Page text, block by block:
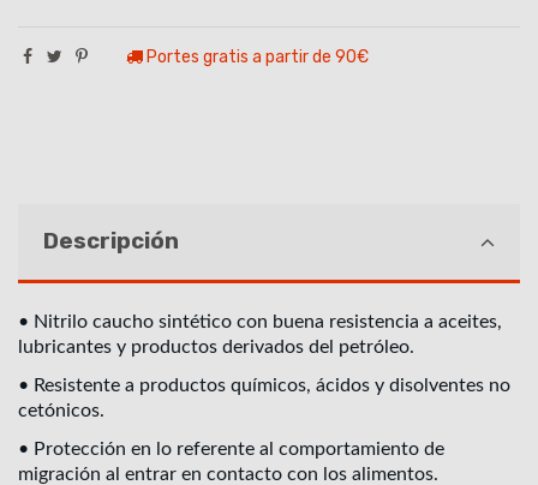
Portes gratis a partir de 90€
Descripción
• Nitrilo caucho sintético con buena resistencia a aceites,
lubricantes y productos derivados del petróleo.
• Resistente a productos químicos, ácidos y disolventes no
cetónicos.
• Protección en lo referente al comportamiento de
migración al entrar en contacto con los alimentos.